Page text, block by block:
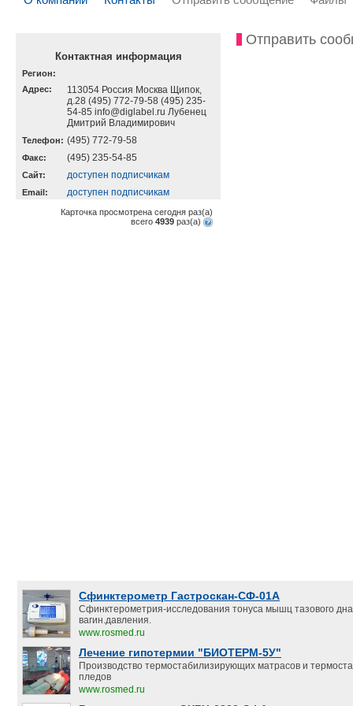
Контактная информация
Регион:
Адрес:
113054 Россия Москва Щипок,
д.28 (495) 772-79-58 (495) 235-
54-85 info@diglabel.ru Лубенец
Дмитрий Владимирович
Телефон: (495) 772-79-58
Факс: (495) 235-54-85
Cайт: доступен подписчикам
Email: доступен подписчикам
Карточка просмотрена сегодня раз(a)
всего 4939 раз(a)
Отправить
Сфинктерометр Гастроскан-СФ-01А
Сфинктерометрия-исследования тонуса мышц тазового
вагин.давления.
www.rosmed.ru
Лечение гипотермии "БИОТЕРМ-5У"
Производство термостабилизирующих матрасов и
пледов
www.rosmed.ru